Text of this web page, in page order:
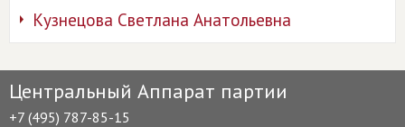
Кузнецова Светлана Анатольевна
Центральный Аппарат партии
+7 (495) 787-85-15